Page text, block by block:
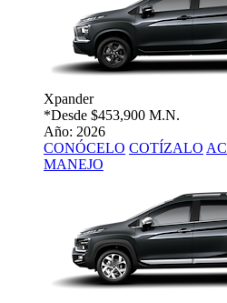
Xpander
*Desde $453,900 M.N.
Año: 2026
CONÓCELO COTÍZALO
MANEJO